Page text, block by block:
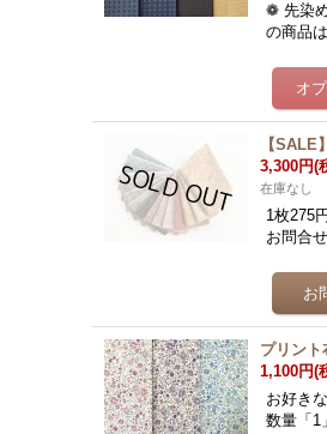
❁ 先染
の商品
【SALE
3,300円(
在庫なし
1枚275
お問合
プリント
1,100円(
お好き
数量「1